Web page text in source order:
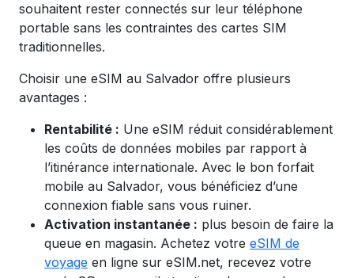
souhaitent rester connectés sur leur téléphone
portable sans les contraintes des cartes SIM
traditionnelles.
Choisir une eSIM au Salvador offre plusieurs
avantages :
Rentabilité : Une eSIM réduit considérablement
les coûts de données mobiles par rapport à
l’itinérance internationale. Avec le bon forfait
mobile au Salvador, vous bénéficiez d’une
connexion fiable sans vous ruiner.
Activation instantanée : plus besoin de faire la
queue en magasin. Achetez votre eSIM de
voyage en ligne sur eSIM.net, recevez votre